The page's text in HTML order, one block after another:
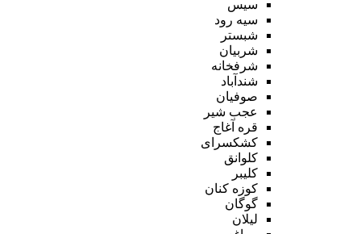
سیس
سیه رود
شبستر
شربیان
شرفخانه
شندآباد
صوفیان
عجب شیر
قره آغاج
کشکسرای
کلوانق
کلیبر
کوزه کنان
گوگان
لیلان